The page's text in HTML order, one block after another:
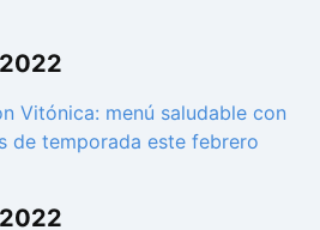
Vitónica: menú saludable con
de temporada este febrero